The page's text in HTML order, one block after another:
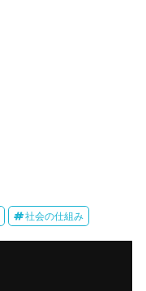
社会の仕組み